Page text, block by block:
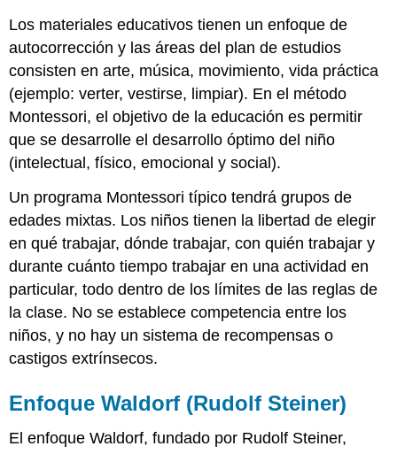
Los materiales educativos tienen un enfoque de
autocorrección y las áreas del plan de estudios
consisten en arte, música, movimiento, vida práctica
(ejemplo: verter, vestirse, limpiar). En el método
Montessori, el objetivo de la educación es permitir
que se desarrolle el desarrollo óptimo del niño
(intelectual, físico, emocional y social).
Un programa Montessori típico tendrá grupos de
edades mixtas. Los niños tienen la libertad de elegir
en qué trabajar, dónde trabajar, con quién trabajar y
durante cuánto tiempo trabajar en una actividad en
particular, todo dentro de los límites de las reglas de
la clase. No se establece competencia entre los
niños, y no hay un sistema de recompensas o
castigos extrínsecos.
Enfoque Waldorf (Rudolf Steiner)
El enfoque Waldorf, fundado por Rudolf Steiner,